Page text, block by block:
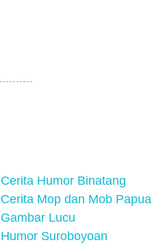
Cerita Humor Binatang
Cerita Mop dan Mob Papua
Gambar Lucu
Humor Suroboyoan